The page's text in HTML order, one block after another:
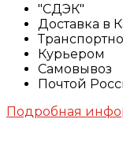
"СДЭК"
Доставка в
Курьером
Самовывоз
Почтой
Подробная